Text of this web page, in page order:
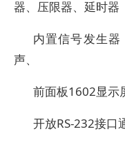
器、压限器、延时器
内置信号发生
声、
前面板1602显示
开放RS-232接口